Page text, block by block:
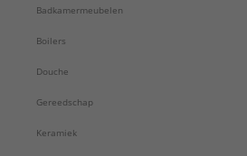
Badkamermeubelen
Boilers
Douche
Gereedschap
Keramiek